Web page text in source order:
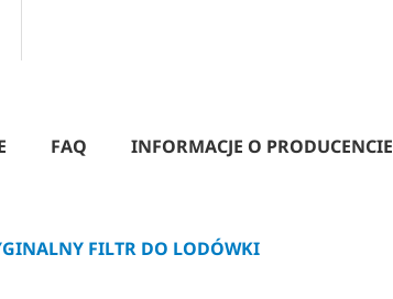
FAQ INFORMACJE O PRODUCENCIE
FILTR DO LODÓWKI